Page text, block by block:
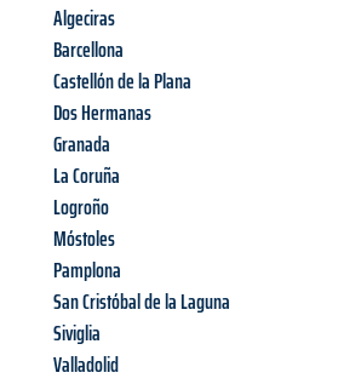
Algeciras
Barcellona
Castellón de la Plana
Dos Hermanas
Granada
La Coruña
Logroño
Móstoles
Pamplona
San Cristóbal de la Laguna
Siviglia
Valladolid